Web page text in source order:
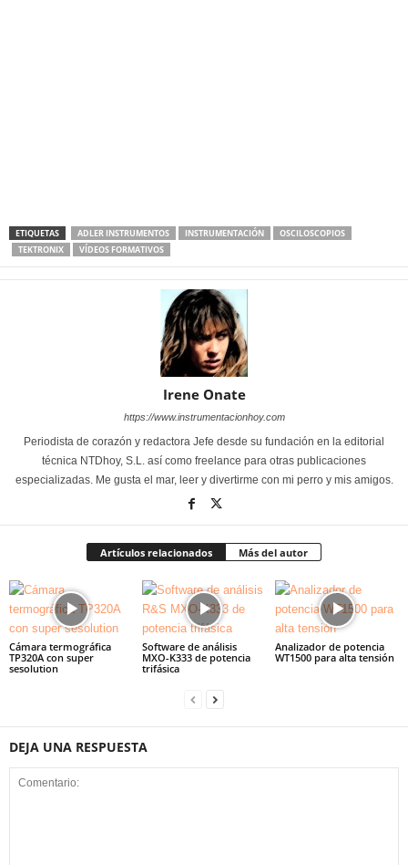
ETIQUETAS ADLER INSTRUMENTOS INSTRUMENTACIÓN
OSCILOSCOPIOS
TEKTRONIX
VÍDEOS FORMATIVOS
Irene Onate
https://www.instrumentacionhoy.com
Periodista de corazón y redactora Jefe desde su fundación en la editorial
técnica NTDhoy, S.L. así como freelance para otras publicaciones
especializadas. Me gusta el mar, leer y divertirme con mi perro y mis amigos.
Artículos relacionados Más del autor
Cámara termográfica
TP320A con super
sesolution
Software de análisis
MXO-K333 de potencia
trifásica
Analizador de potencia
WT1500 para alta tensión
DEJA UNA RESPUESTA